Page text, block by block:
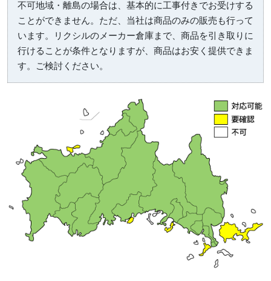
不可地域・離島の場合は、基本的に工事付きでお受けする
ことができません。ただ、当社は商品のみの販売も行って
います。リクシルのメーカー倉庫まで、商品を引き取りに
行けることが条件となりますが、商品はお安く提供できま
す。ご検討ください。